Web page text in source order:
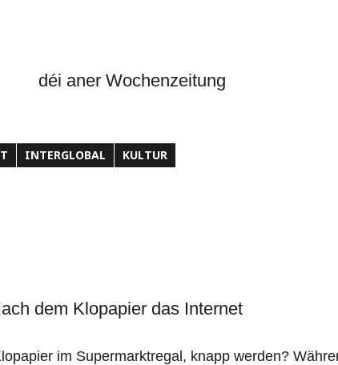
déi aner Wochenzeitung
INTERGLOBAL KULTUR
dem Klopapier das Internet
im Supermarktregal, knapp werden?